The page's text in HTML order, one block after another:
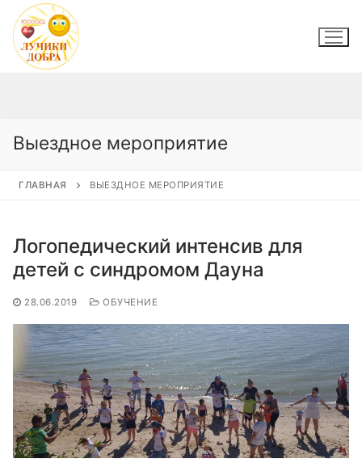
Перейти
содержимому
Выездное мероприятие
ГЛАВНАЯ ВЫЕЗДНОЕ МЕРОПРИЯТИЕ
Логопедический интенсив для
детей с синдромом Дауна
28.06.2019 ОБУЧЕНИЕ